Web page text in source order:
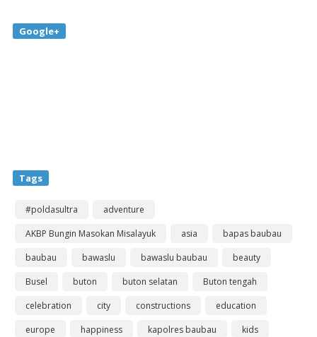
Google+
Tags
#poldasultra
adventure
AKBP Bungin Masokan Misalayuk
asia
bapas baubau
baubau
bawaslu bawaslu baubau
beauty
Busel
buton buton selatan
Buton tengah
celebration
city constructions
education
europe
happiness kapolres baubau
kids